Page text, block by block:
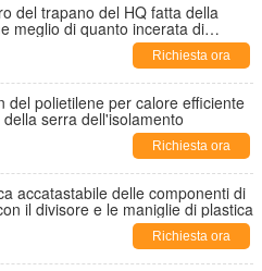
del trapano del HQ fatta della
meglio di quanto incerata di
in impermeabile di stratiRichiesta ora
del polietilene per calore efficiente
serra dell'isolamento
Richiesta ora
accatastabile delle componenti di
il divisore e le maniglie di plastica
Richiesta ora